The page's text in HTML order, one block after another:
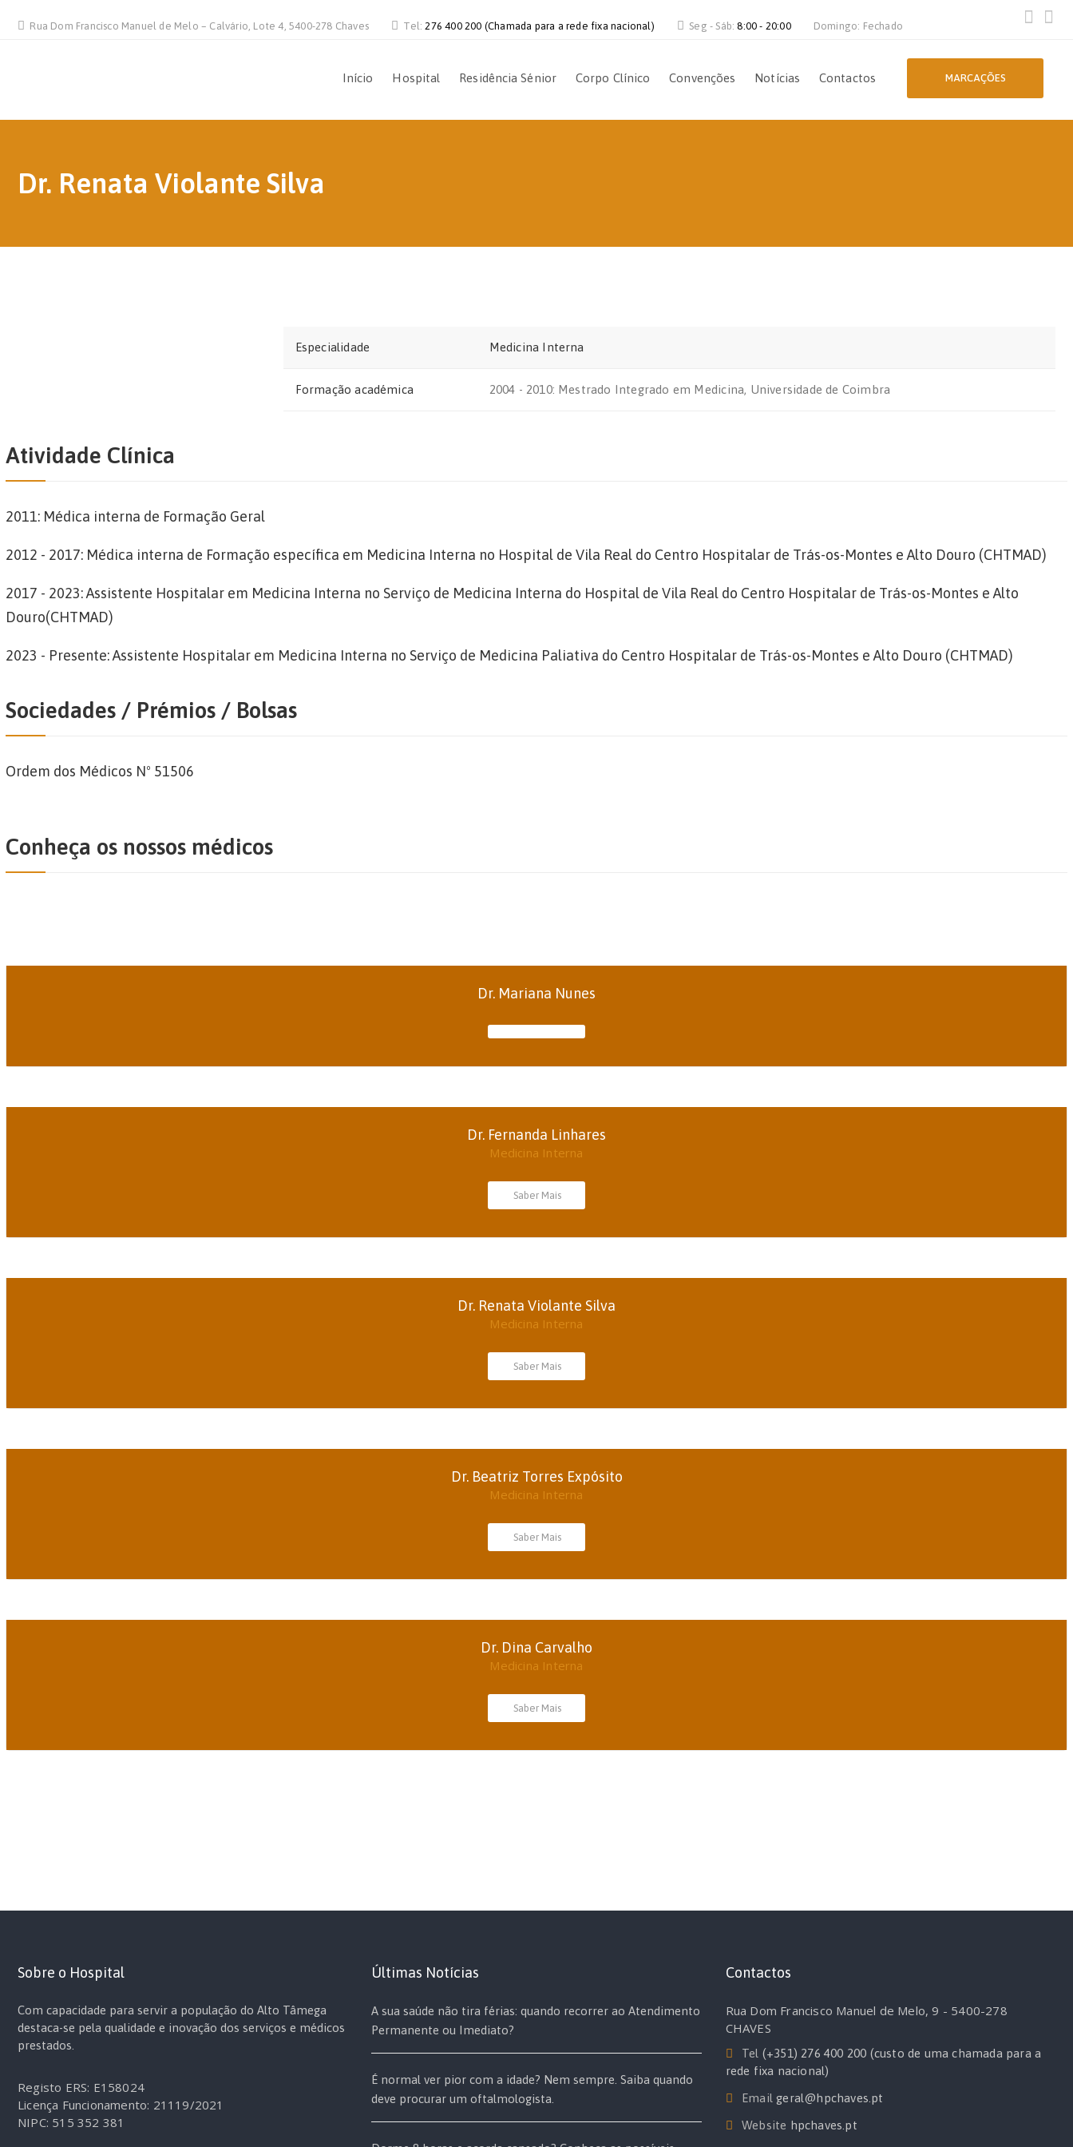
Rua Dom Francisco Manuel de Melo – Calvário, Lote 4, 5400-278 Chaves Tel:276 400 200 (Chamada para a rede fixa nacional) Seg - Sáb:8:00 - 20:00 Domingo: Fechado
Início Hospital Residência Sénior Corpo Clínico Convenções Notícias Contactos MARCAÇÕES
Dr. Renata Violante Silva
Especialidade Medicina Interna
Formação académica 2004 - 2010: Mestrado Integrado em Medicina, Universidade de Coimbra
Atividade Clínica
2011: Médica interna de Formação Geral
2012 - 2017: Médica interna de Formação específica em Medicina Interna no Hospital de Vila Real do Centro Hospitalar de Trás-os-Montes e Alto Douro (CHTMAD)
2017 - 2023: Assistente Hospitalar em Medicina Interna no Serviço de Medicina Interna do Hospital de Vila Real do Centro Hospitalar de Trás-os-Montes e Alto
Douro(CHTMAD)
2023 - Presente: Assistente Hospitalar em Medicina Interna no Serviço de Medicina Paliativa do Centro Hospitalar de Trás-os-Montes e Alto Douro (CHTMAD)
Sociedades / Prémios / Bolsas
Ordem dos Médicos Nº 51506
Conheça os nossos médicos
Dr. Mariana Nunes
Dr. Fernanda Linhares
Medicina Interna
Saber Mais
Dr. Renata Violante Silva
Medicina Interna
Saber Mais
Dr. Beatriz Torres Expósito
Medicina Interna
Saber Mais
Dr. Dina Carvalho
Medicina Interna
Saber Mais
Sobre o Hospital
Com capacidade para servir a população do Alto Tâmega
destaca-se pela qualidade e inovação dos serviços e médicos
prestados.
Registo ERS: E158024
Licença Funcionamento: 21119/2021
NIPC: 515 352 381
Últimas Notícias
A sua saúde não tira férias: quando recorrer ao Atendimento
Permanente ou Imediato?
É normal ver pior com a idade? Nem sempre. Saiba quando
deve procurar um oftalmologista.
Contactos
Rua Dom Francisco Manuel de Melo, 9 - 5400-278
CHAVES
Tel (+351) 276 400 200 (custo de uma chamada para a
rede fixa nacional)
Emailgeral@hpchaves.pt
Website hpchaves.pt